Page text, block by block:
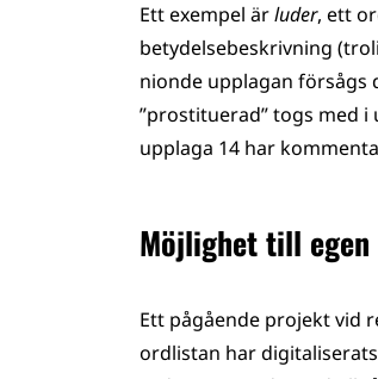
Ett exempel ärluder, ett
betydelsebeskrivning
nionde upplagan försågs
”prostituerad” togs med
upplaga 14 har
Möjlighet till
Ett pågående projekt vid
ordlistan har